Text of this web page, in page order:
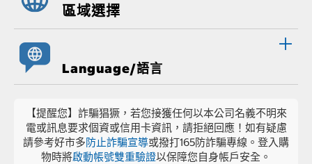
區域選擇
Language/語言
【提醒您】詐騙猖獗，若您接獲任何以本公司名義不明來
電或訊息要求個資或信用卡資訊，請拒絕回應！如有疑慮
請參考好市多防止詐騙宣導或撥打165防詐騙專線。登入購
物時將啟動帳號雙重驗證以保障您自身帳戶安全。